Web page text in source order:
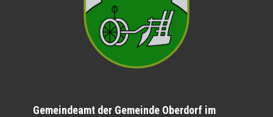
Gemeindeamt der Gemeinde Oberdorf im